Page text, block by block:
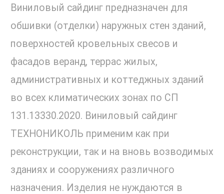
Виниловый сайдинг предназначен для
обшивки (отделки) наружных стен зданий,
поверхностей кровельных свесов и
фасадов веранд, террас жилых,
административных и коттеджных зданий
во всех климатических зонах по СП
131.13330.2020. Виниловый сайдинг
ТЕХНОНИКОЛЬ применим как при
реконструкции, так и на вновь возводимых
зданиях и сооружениях различного
назначения. Изделия не нуждаются в